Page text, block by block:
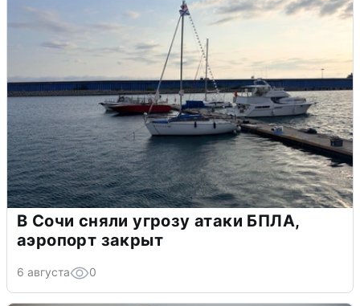
В Сочи сняли угрозу атаки БПЛА,
аэропорт закрыт
6 августа 0